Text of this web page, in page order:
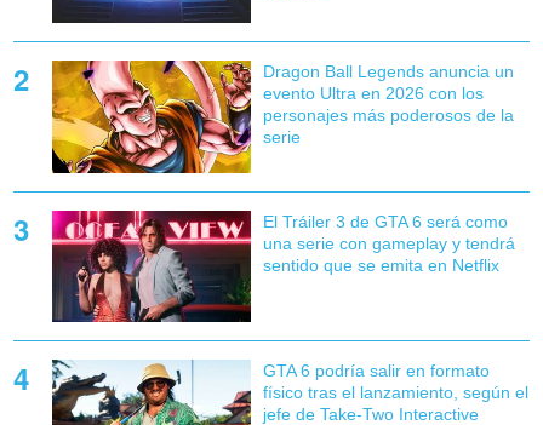
Dragon Ball Legends anuncia un
evento Ultra en 2026 con los
personajes más poderosos de la
serie
El Tráiler 3 de GTA 6 será como
una serie con gameplay y tendrá
sentido que se emita en Netflix
GTA 6 podría salir en formato
físico tras el lanzamiento, según el
jefe de Take-Two Interactive